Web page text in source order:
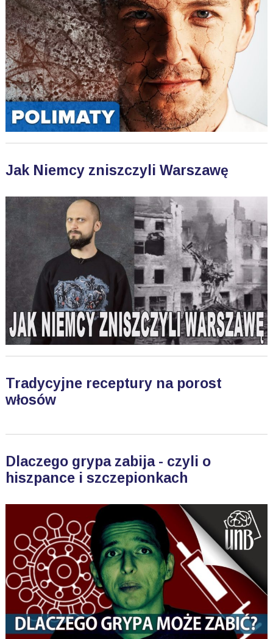
Jak Niemcy zniszczyli Warszawę
Tradycyjne receptury na porost
włosów
Dlaczego grypa zabija - czyli o
hiszpance i szczepionkach